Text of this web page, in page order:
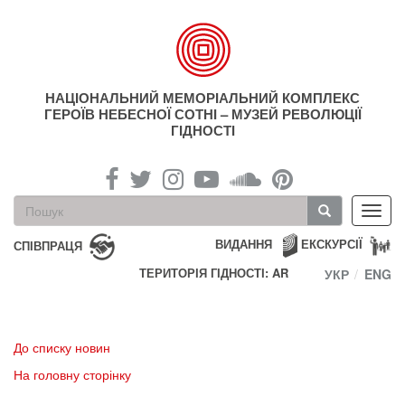
НАЦІОНАЛЬНИЙ МЕМОРІАЛЬНИЙ КОМПЛЕКС
ГЕРОЇВ НЕБЕСНОЇ СОТНІ – МУЗЕЙ РЕВОЛЮЦІЇ
ГІДНОСТІ
Пошукова
форма
Пошук
СПІВПРАЦЯ ЕКСКУРСІЇ
ВИДАННЯ
ТЕРИТОРІЯ ГІДНОСТІ: AR
УКР ENG
До списку новин
На головну сторінку